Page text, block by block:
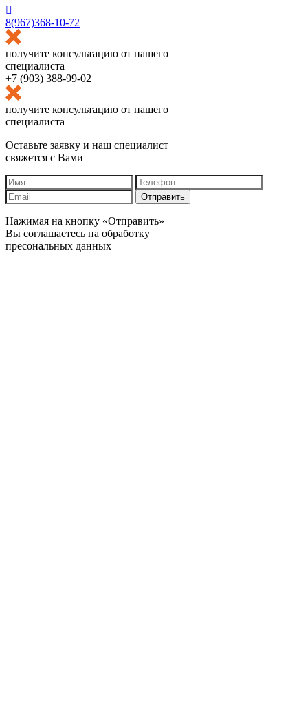
8(967)368-10-72
получите консультацию от нашего
специалиста
+7 (903) 388-99-02
получите консультацию от нашего
специалиста
Оставьте заявку и наш специалист
свяжется с Вами
Отправить
Нажимая на кнопку «Отправить»
Вы соглашаетесь на обработку
пресональных данных